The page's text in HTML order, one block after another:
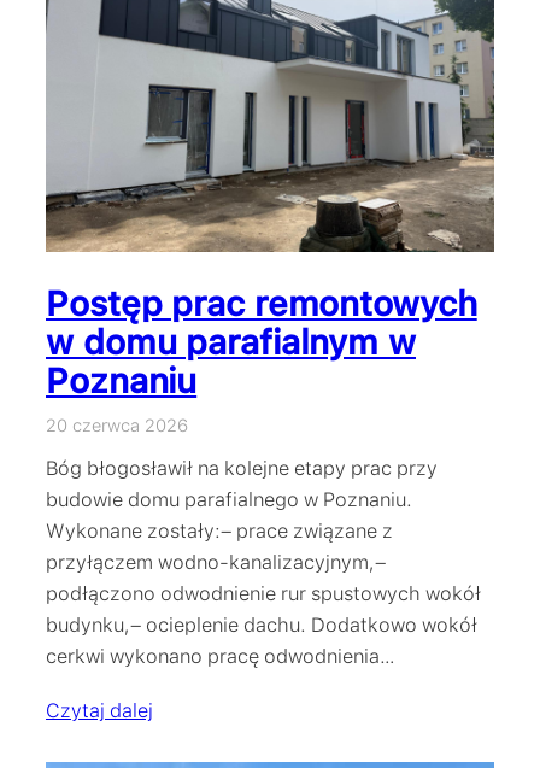
Postęp prac remontowych
w domu parafialnym w
Poznaniu
20 czerwca 2026
Bóg błogosławił na kolejne etapy prac przy
budowie domu parafialnego w Poznaniu.
Wykonane zostały:– prace związane z
przyłączem wodno-kanalizacyjnym,–
podłączono odwodnienie rur spustowych wokół
budynku,– ocieplenie dachu. Dodatkowo wokół
cerkwi wykonano pracę odwodnienia…
Czytaj dalej